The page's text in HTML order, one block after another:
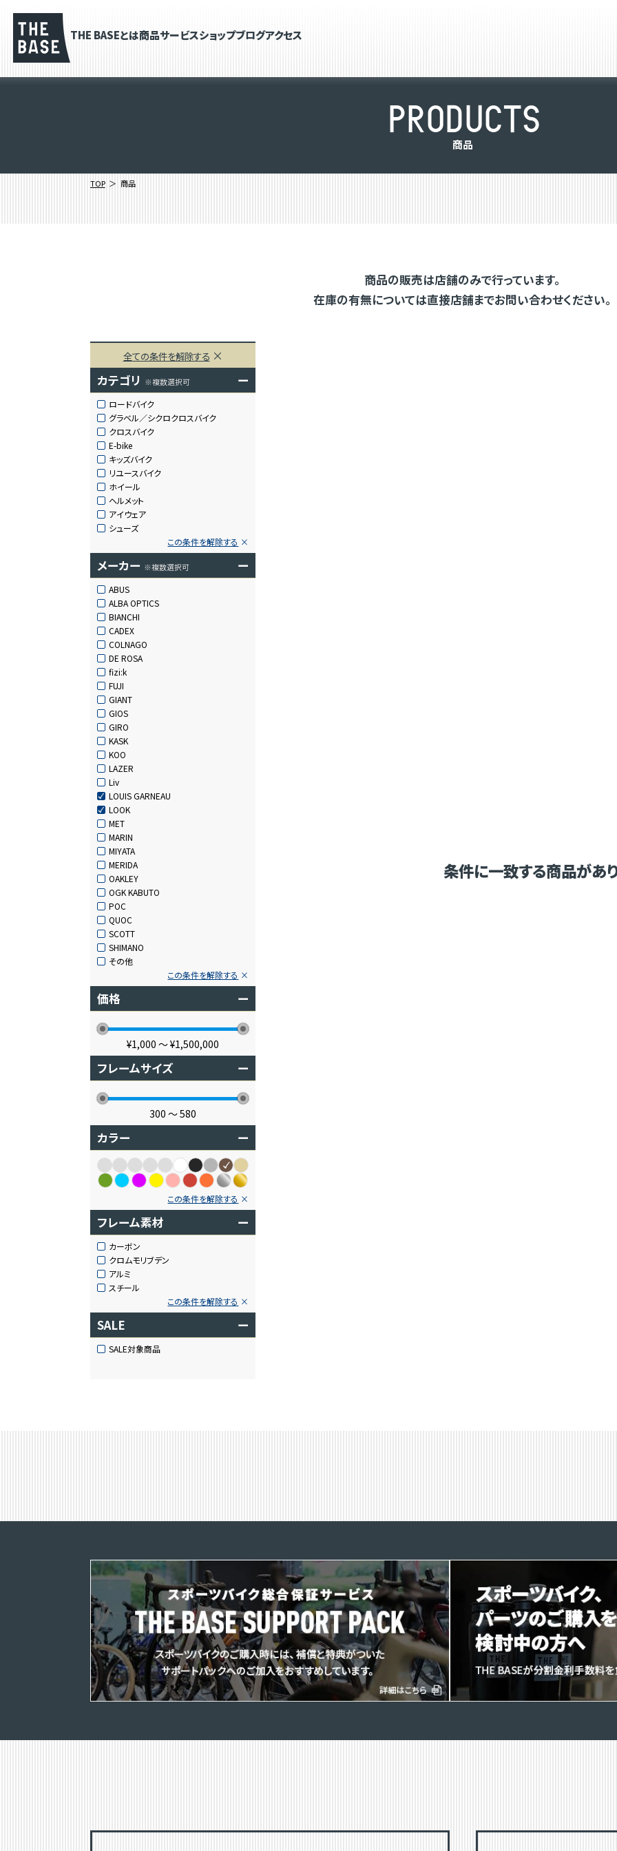
THE BASEとは商品サービスショップブログアクセス
PRODUCTS
商品
TOP 商品
商品の販売は店舗のみで行っています。
在庫の有無については直接店舗までお問い合わせください。
全ての条件を解除する
カテゴリ ※複数選択可 ー
ロードバイク
グラベル／シクロクロスバイク
クロスバイク
E-bike
キッズバイク
リユースバイク
ホイール
ヘルメット
アイウェア
シューズ
この条件を解除する
メーカー ※複数選択可 ー
ABUS
ALBA OPTICS
BIANCHI
CADEX
COLNAGO
DE ROSA
fizi:k
FUJI
GIANT
GIOS
GIRO
KASK
KOO
LAZER
Liv
LOUIS GARNEAU
LOOK
MET
MARIN
MIYATA
MERIDA
OAKLEY
OGK KABUTO
POC
QUOC
SCOTT
SHIMANO
その他
この条件を解除する
価格 ー
¥1,000 〜¥1,500,000
フレームサイズ ー
300 〜580
カラー ー
この条件を解除する
フレーム素材 ー
カーボン
クロムモリブデン
アルミ
スチール
この条件を解除する
SALE ー
SALE対象商品
条件に一致する商品があ